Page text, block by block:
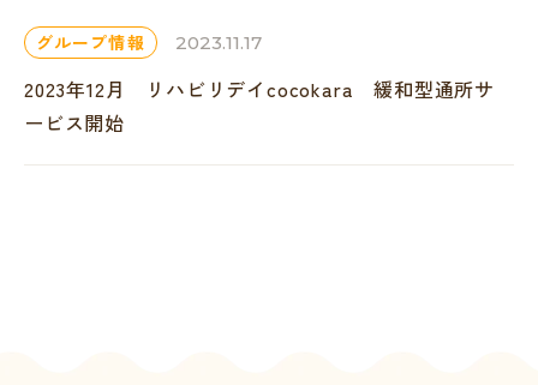
グループ情報 2023.11.17
2023年12月 リハビリデイcocokara 緩和型通所サ
ービス開始